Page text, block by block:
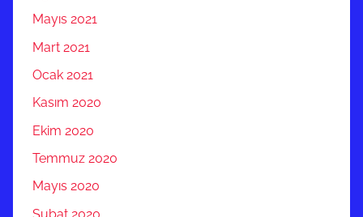
Mayıs 2021
Mart 2021
Ocak 2021
Kasım 2020
Ekim 2020
Temmuz 2020
Mayıs 2020